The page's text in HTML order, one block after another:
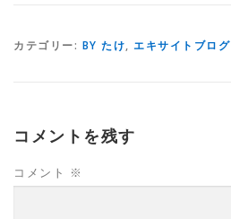
カテゴリー: BY たけ, エキサイトブログ
コメントを残す
コメント ※